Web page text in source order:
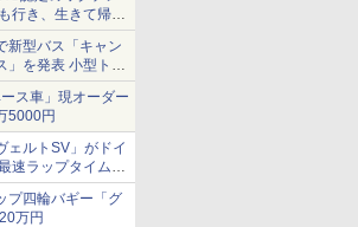
行き、生きて帰っ
ーで命をつなぐ
新型バス「キャン
」を発表 小型トラ
向けバス
ス車」現オーダー
5000円
ェルトSV」がドイ
速ラップタイムを
プ四輪バギー「グ
万円